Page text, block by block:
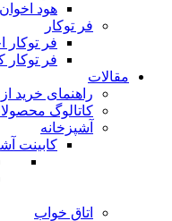
هود اخوان
فر توکار
فر توکار
فر توکار
مقالات
راهنمای خرید
کاتالوگ
آشپزخانه
کابینت
اتاق خواب